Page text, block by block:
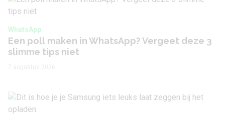
WhatsApp
Een poll maken in WhatsApp? Vergeet deze 3
slimme tips niet